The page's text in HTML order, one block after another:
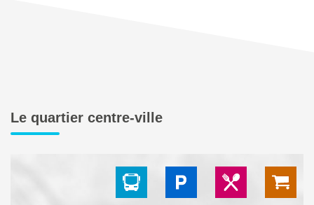
Le quartier centre-ville